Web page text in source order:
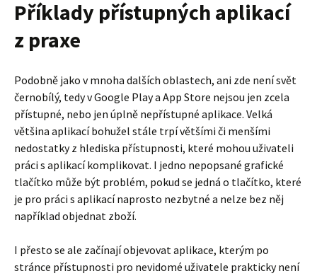
Příklady přístupných aplikací
z praxe
Podobně jako v mnoha dalších oblastech, ani zde není svět
černobílý, tedy v Google Play a App Store nejsou jen zcela
přístupné, nebo jen úplně nepřístupné aplikace. Velká
většina aplikací bohužel stále trpí většími či menšími
nedostatky z hlediska přístupnosti, které mohou uživateli
práci s aplikací komplikovat. I jedno nepopsané grafické
tlačítko může být problém, pokud se jedná o tlačítko, které
je pro práci s aplikací naprosto nezbytné a nelze bez něj
například objednat zboží.
I přesto se ale začínají objevovat aplikace, kterým po
stránce přístupnosti pro nevidomé uživatele prakticky není